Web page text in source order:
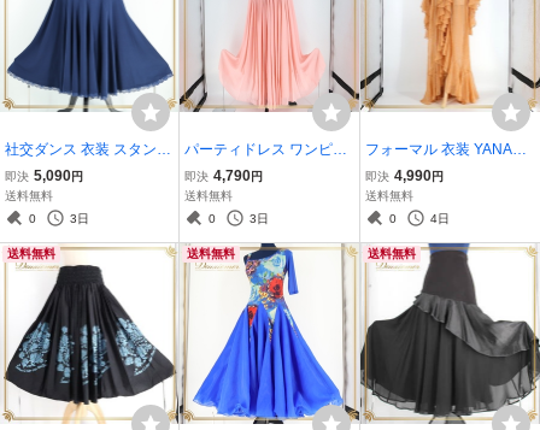
社交ダンス 衣装 スタンダ
ード スカート ネイビー系
レッスン スタンダードス
カート 紺 無地 シンプル
着 レース
即決 5,090円
送料無料
0
3日
パーティドレス ワンピー
ス ドレス ロングスカート
ピンク系 レース フリル く
すみピンク 無地 シンプル
ンス
即決 4,790円
送料無料
0
3日
フォーマル 衣装 YANAGI
DA DANCEWEAR ワンピ
ース 羽織り ブラウン系 ベ
ージュ系 オレンジ系 ラメ
ラ パーティー
即決 4,990円
送料無料
0
4日
送料無料 送料無料 送料無料